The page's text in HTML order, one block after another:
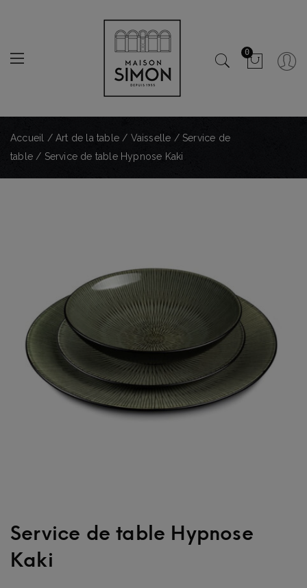
0
Accueil /Art de la table / Vaisselle / Service de
table / Service de table Hypnose Kaki
Service de table Hypnose
Kaki